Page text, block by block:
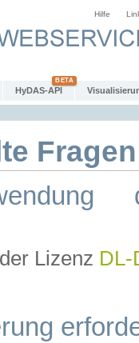
Hilfe
HyDAS-API
Lizenz